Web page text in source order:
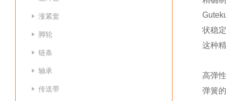
涨紧套
脚轮
链条
轴承
传送带
状稳
这种
高弹
弹簧